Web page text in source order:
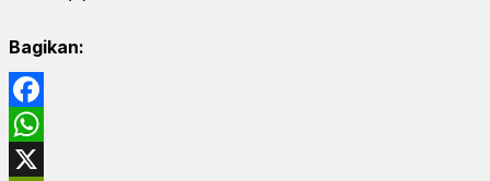
Bagikan:
Facebook
WhatsApp